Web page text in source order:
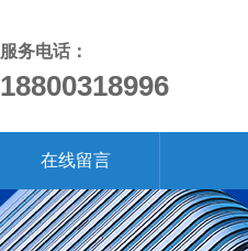
服务电话：
18800318996
在线留言